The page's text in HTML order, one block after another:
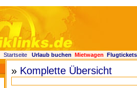
Startseite Urlaub buchen Mietwagen Flugtickets
» Komplette Übersicht